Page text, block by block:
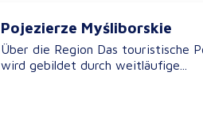
Pojezierze Myśliborskie
Über die Region Das touristische
wird gebildet durch weitläufige...